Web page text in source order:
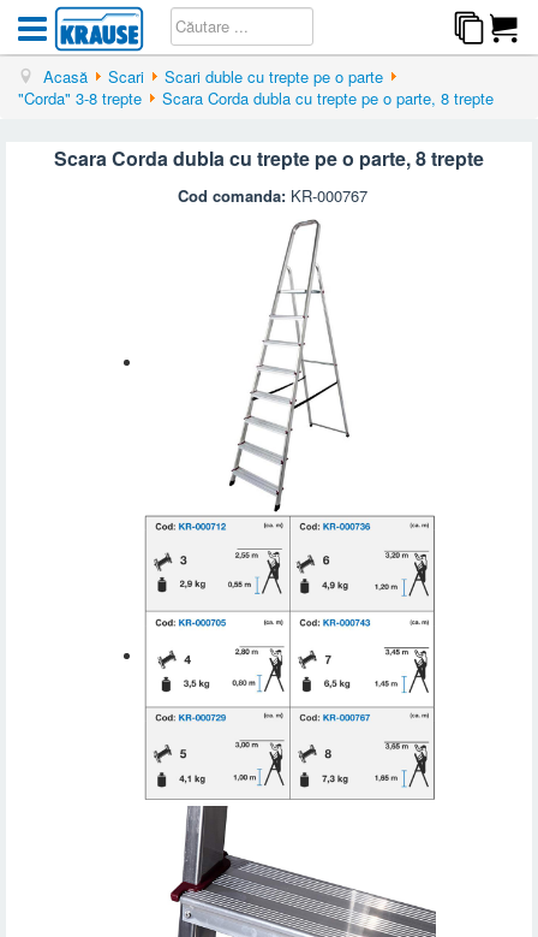
Acasă Scari
Scari duble cu trepte pe o parte
"Corda" 3-8 trepte
Scara Corda dubla cu trepte pe o parte, 8 trepte
Scara Corda dubla cu trepte pe o parte, 8 trepte
Cod comanda: KR-000767